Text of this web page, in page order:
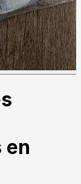
en